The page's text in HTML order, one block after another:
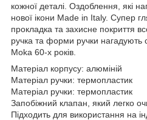
кожної деталі. Оздоблення, які
нової ікони Made in Italy. Супер
прокладка та захисне покриття
ручка та форми ручки нагадують
Moka 60-х років.
Матеріал корпусу: алюміній
Матеріал ручки: термопластик
Матеріал ручки: термопластик
Запобіжний клапан, який легко
Підходить для використання на